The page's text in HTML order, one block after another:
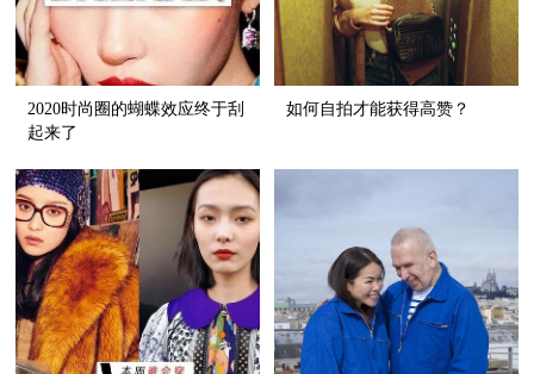
2020时尚圈的蝴蝶效应终于刮
起来了
如何自拍才能获得高赞？